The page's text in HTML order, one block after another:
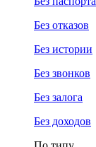
Без отказов
Без истории
Без звонков
Без залога
Без доходов